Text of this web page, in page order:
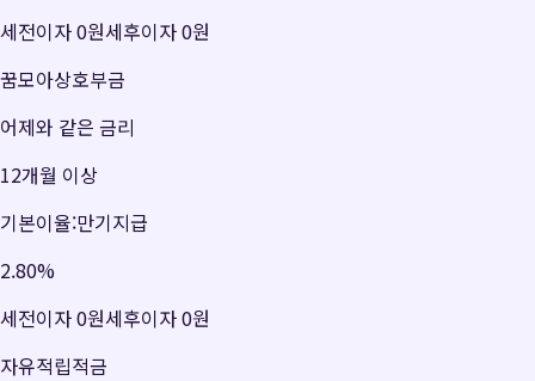
세전이자0원세후이자0원
꿈모아상호부금
어제와 같은 금리
12개월 이상
기본이율:만기지급
2.80%
세전이자0원세후이자0원
자유적립적금